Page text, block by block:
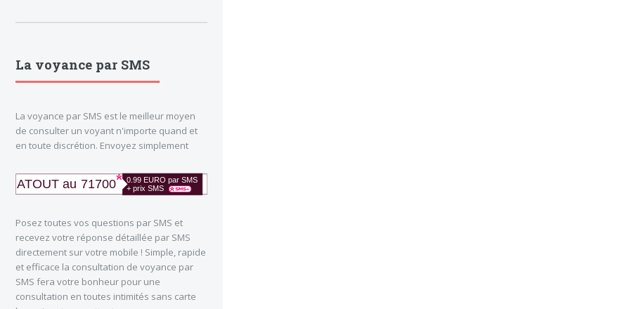
La voyance par SMS
La voyance par SMS est le meilleur moyen
de consulter un voyant n'importe quand et
en toute discrétion. Envoyez simplement
Posez toutes vos questions par SMS et
recevez votre réponse détaillée par SMS
directement sur votre mobile ! Simple, rapide
et efficace la consultation de voyance par
SMS fera votre bonheur pour une
consultation en toutes intimités sans carte